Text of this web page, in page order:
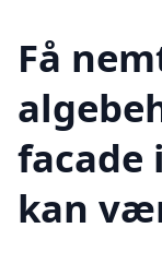
Få
facade
kan